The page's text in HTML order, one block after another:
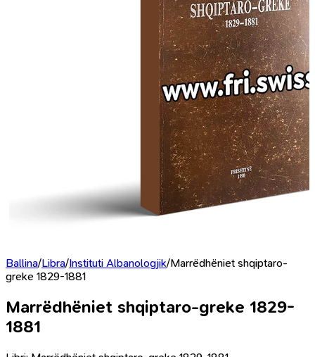
Ballina/Libra/Instituti Albanologjik/Marrëdhëniet shqiptaro-
greke 1829-1881
Marrëdhëniet shqiptaro-greke 1829-
1881